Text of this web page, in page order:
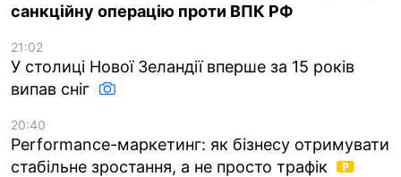
санкційну операцію проти ВПК РФ
21:02
У столиці Нової Зеландії вперше за 15 років
випав сніг
20:40
Performance-маркетинг: як бізнесу отримувати
стабільне зростання, а не просто трафік